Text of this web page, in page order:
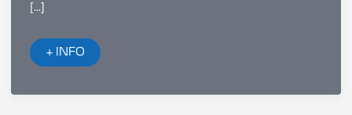
[…]
Carnaval
do
Oeste
Portugal:
+ INFO